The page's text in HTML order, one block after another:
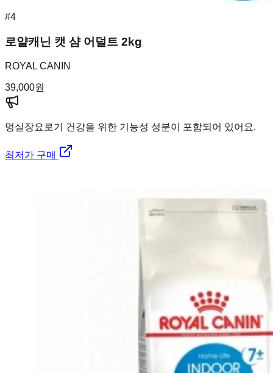
#4
로얄캐닌 캣 샴 어덜트 2kg
ROYAL CANIN
39,000원
멍실장요로기 건강을 위한 기능성 성분이 포함되어 있어요.
최저가 구매